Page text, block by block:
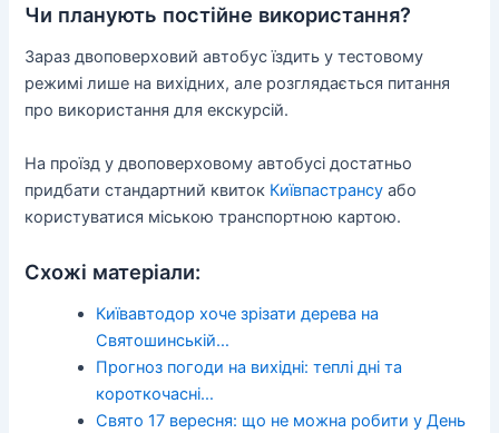
Чи планують постійне використання?
Зараз двоповерховий автобус їздить у тестовому
режимі лише на вихідних, але розглядається питання
про використання для екскурсій.
На проїзд у двоповерховому автобусі достатньо
придбати стандартний квиток Київпастрансу або
користуватися міською транспортною картою.
Схожі матеріали:
Київавтодор хоче зрізати дерева на
Святошинській…
Прогноз погоди на вихідні: теплі дні та
короткочасні…
Свято 17 вересня: що не можна робити у День